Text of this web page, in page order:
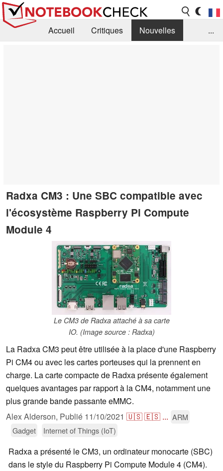
Accueil Critiques
Nouvelles
...
Radxa CM3 : Une SBC compatible avec
l'écosystème Raspberry Pi Compute
Module 4
Le CM3 de Radxa attaché à sa carte
IO. (Image source : Radxa)
La Radxa CM3 peut être utilisée à la place d'une Raspberry
Pi CM4 ou avec les cartes porteuses qui la prennent en
charge. La carte compacte de Radxa présente également
quelques avantages par rapport à la CM4, notamment une
plus grande bande passante eMMC.
Alex Alderson, Publié 11/10/2021 🇺🇸🇪🇸 ... ARM
Gadget
Internet of Things (IoT)
Radxa a présenté le CM3, un ordinateur monocarte (SBC)
dans le style du Raspberry Pi Compute Module 4 (CM4).